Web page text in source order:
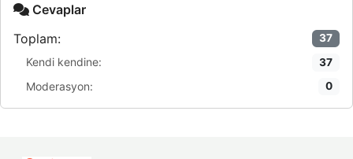
Cevaplar
Toplam:
37
Kendi kendine: 37
Moderasyon: 0